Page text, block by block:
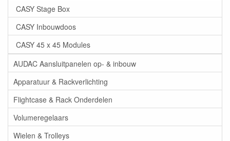
CASY Stage Box
CASY Inbouwdoos
CASY 45 x 45 Modules
AUDAC Aansluitpanelen op- & inbouw
Apparatuur & Rackverlichting
Flightcase & Rack Onderdelen
Volumeregelaars
Wielen & Trolleys